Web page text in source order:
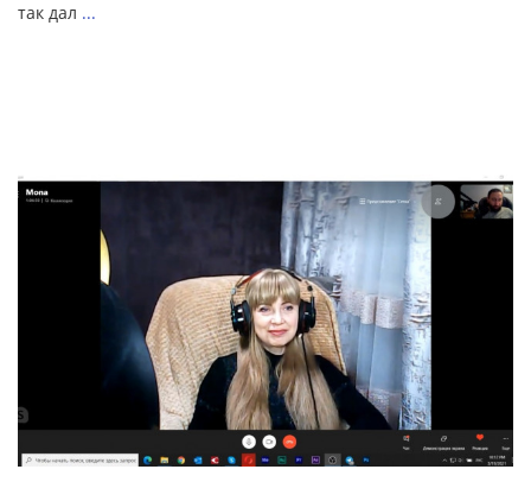
так дал ...